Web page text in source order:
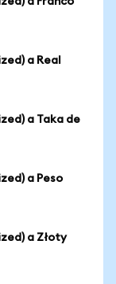
a Real
a Taka de
a Peso
a Złoty